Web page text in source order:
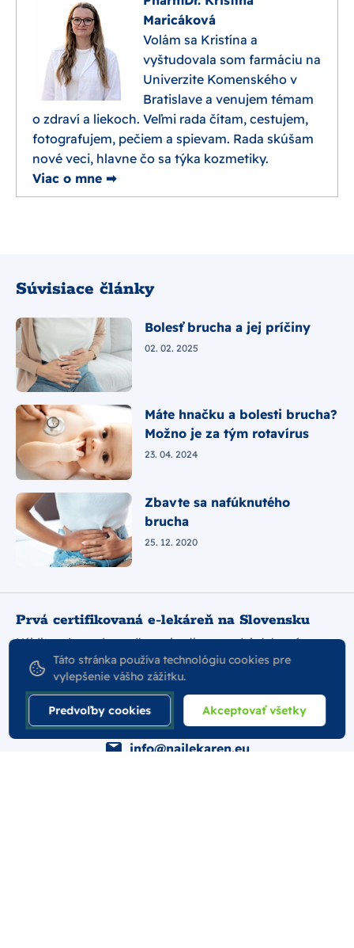
Maricáková
Volám sa Kristína a
vyštudovala som farmáciu na
Univerzite Komenského v
Bratislave a venujem témam
o zdraví a liekoch. Veľmi rada čítam, cestujem,
fotografujem, pečiem a spievam. Rada skúšam
nové veci, hlavne čo sa týka kozmetiky.
Viac o mne ➡
Súvisiace články
Bolesť brucha a jej príčiny
02. 02. 2025
Máte hnačku a bolesti brucha?
Možno je za tým rotavírus
23. 04. 2024
Zbavte sa nafúknutého
brucha
25. 12. 2020
Prvá certifikovaná e-lekáreň na Slovensku
Nájdite odpovede v odbornej online poradni alebo nás
kontaktujte.
Prejsť do online poradne
+421 917 400 157 (Po-Pia: 7:00-15:30)
info@najlekaren.eu
Táto stránka používa technológiu cookies pre
vylepšenie vášho zážitku.
Predvoľby cookies Akceptovať všetky